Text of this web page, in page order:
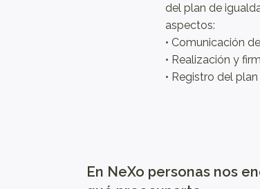
del plan de
aspectos:
• Comunicación
• Realización y
• Registro del
En NeXo personas nos